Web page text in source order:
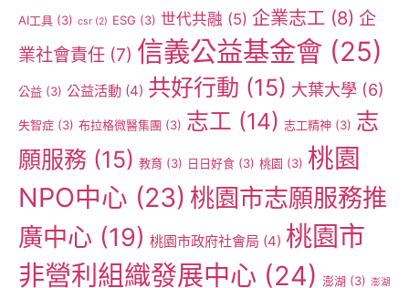
AI工具 (3) csr (2) ESG (3) 世代共融 (5) 企業志工 (8) 企
業社會責任 (7) 信義公益基金會 (25)
公益 (3) 公益活動 (4) 共好行動 (15) 大葉大學 (6)
失智症 (3) 布拉格微醫集團 (3) 志工 (14) 志工精神 (3) 志
願服務 (15) 教育 (3) 日日好食 (3) 桃園 (3) 桃園
NPO中心 (23) 桃園市志願服務推
廣中心 (19) 桃園市政府社會局 (4) 桃園市
非營利組織發展中心 (24) 澎湖 (3) 澎湖